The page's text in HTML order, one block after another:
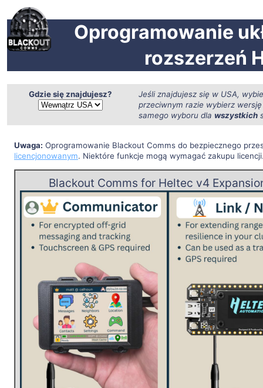
Oprogramowanie
rozszerzeń
Gdzie się znajdujesz?
Jeśli znajdujesz się w USA,
przeciwnym razie wybierz
samego wyboru dla wszystkich
Uwaga: Oprogramowanie Blackout Comms do bezpiecznego
licencjonowanym. Niektóre funkcje mogą wymagać zakupu
Blackout Comms for Heltec v4